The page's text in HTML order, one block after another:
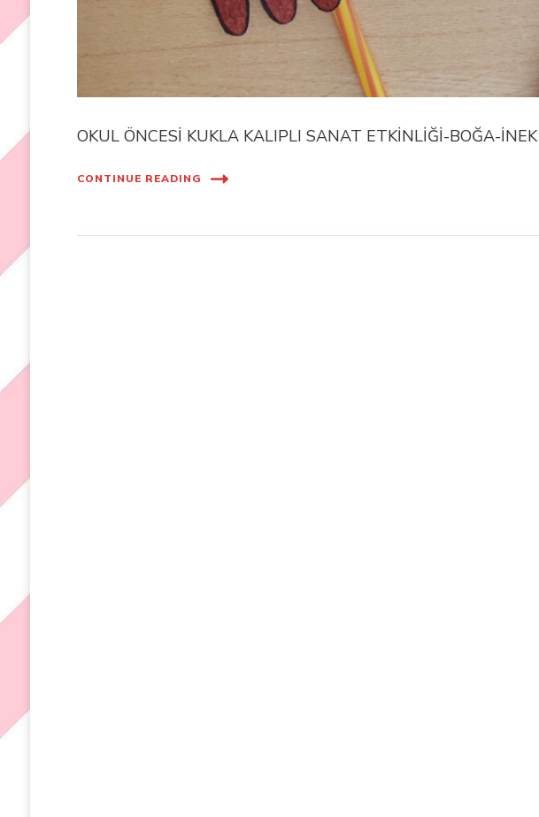
OKUL ÖNCESİ KUKLA KALIPLI SANAT ETKİNLİĞİ-BOĞA-İNEK
CONTINUE READING